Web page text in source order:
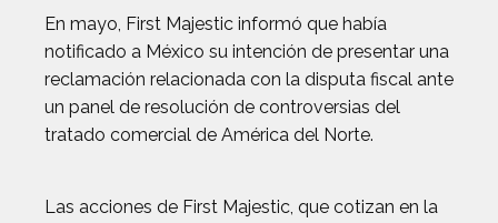
En mayo, First Majestic informó que había
notificado a México su intención de presentar una
reclamación relacionada con la disputa fiscal ante
un panel de resolución de controversias del
tratado comercial de América del Norte.
Las acciones de First Majestic, que cotizan en la